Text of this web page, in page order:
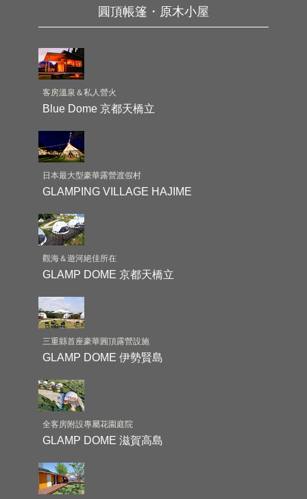
圓頂帳篷・原木小屋
客房溫泉＆私人營火
Blue Dome 京都天橋立
日本最大型豪華露營渡假村
GLAMPING VILLAGE HAJIME
觀海＆遊河絕佳所在
GLAMP DOME 京都天橋立
三重縣首座豪華圓頂露營設施
GLAMP DOME 伊勢賢島
全客房附設專屬花園庭院
GLAMP DOME 滋賀高島